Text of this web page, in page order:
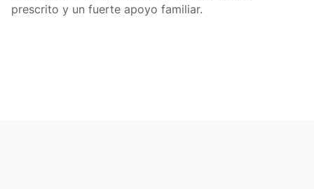
prescrito y un fuerte apoyo familiar.